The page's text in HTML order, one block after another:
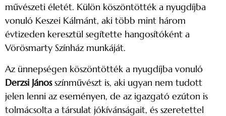
művészeti életét. Külön köszöntötték a nyugdíjba
vonuló Keszei Kálmánt, aki több mint három
évtizeden keresztül segítette hangosítóként a
Vörösmarty Színház munkáját.
Az ünnepségen köszöntötték a nyugdíjba vonuló
Derzsi Jánosszínművészt is, aki ugyan nem tudott
jelen lenni az eseményen, de az igazgató ezúton is
tolmácsolta a társulat jókívánságait, és szeretettel